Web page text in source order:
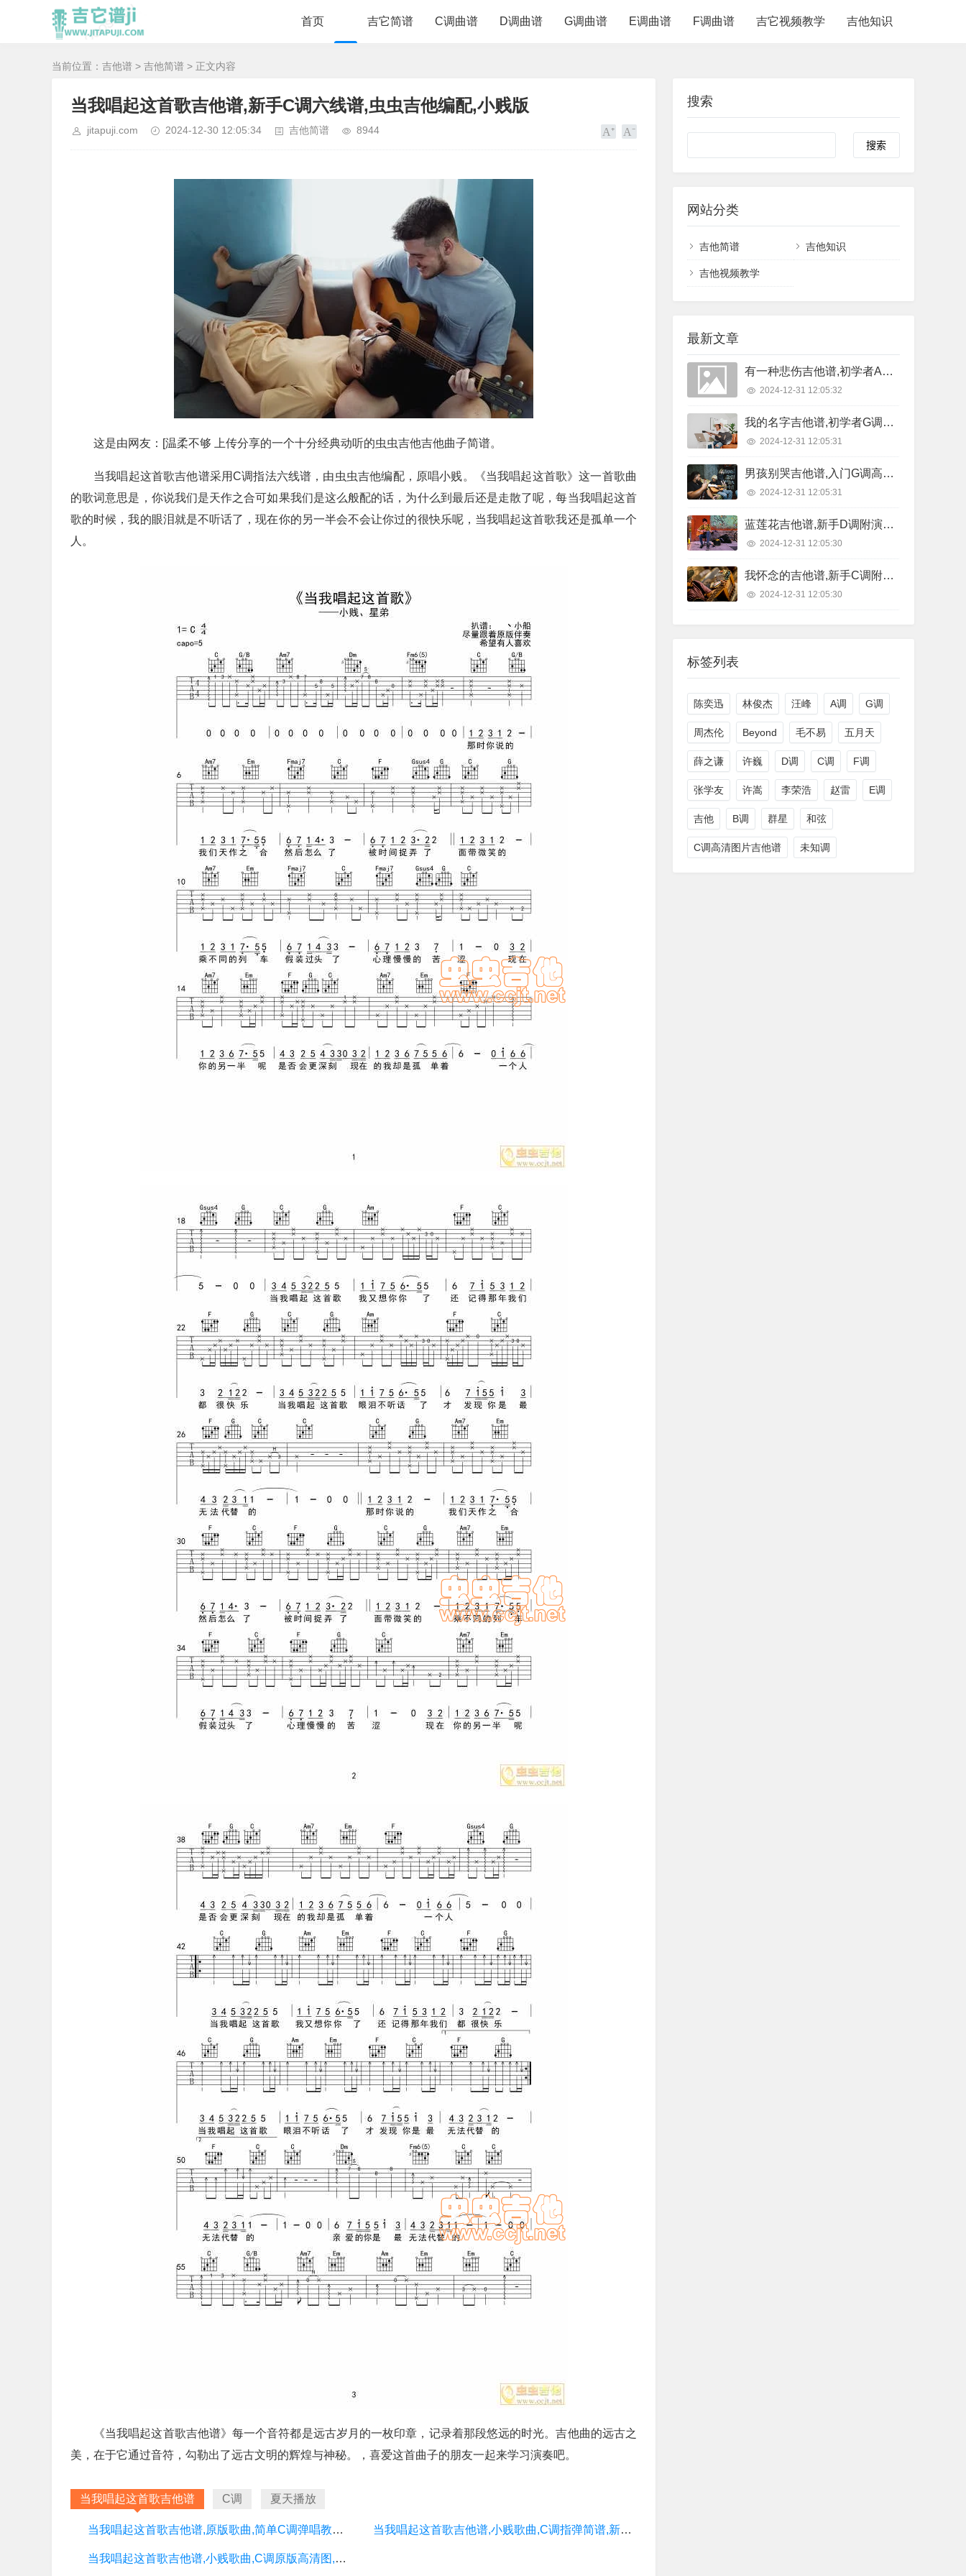
首页 吉它简谱 C调曲谱 D调曲谱 G调曲谱 E调曲谱 F调曲谱 吉它视频教学 吉他知识
当前位置： 吉他谱 > 吉他简谱 > 正文内容
当我唱起这首歌吉他谱,新手C调六线谱,虫虫吉他编配,小贱版
jitapuji.com 2024-12-30 12:05:34 吉他简谱 8944
这是由网友：[温柔不够 上传分享的一个十分经典动听的虫虫吉他吉他曲子简谱。
当我唱起这首歌吉他谱采用C调指法六线谱，由虫虫吉他编配，原唱小贱。《当我唱起这首歌》这一首歌曲
的歌词意思是，你说我们是天作之合可如果我们是这么般配的话，为什么到最后还是走散了呢，每当我唱起这首
歌的时候，我的眼泪就是不听话了，现在你的另一半会不会让你过的很快乐呢，当我唱起这首歌我还是孤单一个
人。
《当我唱起这首歌吉他谱》每一个音符都是远古岁月的一枚印章，记录着那段悠远的时光。吉他曲的远古之
美，在于它通过音符，勾勒出了远古文明的辉煌与神秘。，喜爱这首曲子的朋友一起来学习演奏吧。
当我唱起这首歌吉他谱 C调 夏天播放
当我唱起这首歌吉他谱,原版歌曲,简单C调弹唱教学,六线谱指弹简谱3张图 当我唱起这首歌吉他谱,小贱歌曲,C调指弹简谱,新手弹唱六线谱
当我唱起这首歌吉他谱,小贱歌曲,C调原版高清图,2张六线简谱
搜索
网站分类
吉他简谱 吉他知识
吉他视频教学
最新文章
有一种悲伤吉他谱,初学者A调精选版,7T吉他教室编配,A-Lin版
2024-12-31 12:05:32
我的名字吉他谱,初学者G调原版,西二吉他版本,焦迈奇版
2024-12-31 12:05:31
男孩别哭吉他谱,入门G调高清版,吉他专家编配,海龟先生版
2024-12-31 12:05:31
蓝莲花吉他谱,新手D调附演示,悠音吉他课堂编配,许巍版
2024-12-31 12:05:30
我怀念的吉他谱,新手C调附节奏型,7T吉他教室编配,孙燕姿版
2024-12-31 12:05:30
标签列表
陈奕迅 林俊杰 汪峰 A调 G调
周杰伦 Beyond 毛不易 五月天
薛之谦 许巍 D调 C调 F调
张学友 许嵩 李荣浩 赵雷 E调
吉他 B调 群星 和弦
C调高清图片吉他谱 未知调